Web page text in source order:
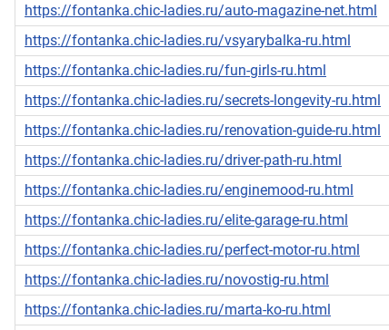
https://fontanka.chic-ladies.ru/auto-magazine-net.html
https://fontanka.chic-ladies.ru/vsyarybalka-ru.html
https://fontanka.chic-ladies.ru/fun-girls-ru.html
https://fontanka.chic-ladies.ru/secrets-longevity-ru.html
https://fontanka.chic-ladies.ru/renovation-guide-ru.html
https://fontanka.chic-ladies.ru/driver-path-ru.html
https://fontanka.chic-ladies.ru/enginemood-ru.html
https://fontanka.chic-ladies.ru/elite-garage-ru.html
https://fontanka.chic-ladies.ru/perfect-motor-ru.html
https://fontanka.chic-ladies.ru/novostig-ru.html
https://fontanka.chic-ladies.ru/marta-ko-ru.html